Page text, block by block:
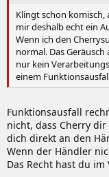
level of residual
Matias: intense
design flaw with the
leaf springs
clones) are prone to
new Matias switch
Klingt schon komisch,
mir deshalb echt ein
Wenn ich den
normal. Das
nur kein
einem
Funktionsausfall
nicht, dass Cherry
dich direkt an den
Wenn der Händler
Das Recht hast du im